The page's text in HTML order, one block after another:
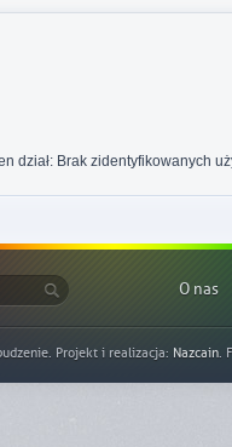
dział: Brak zidentyfikowanych
O nas
Projekt i realizacja: Nazcain.